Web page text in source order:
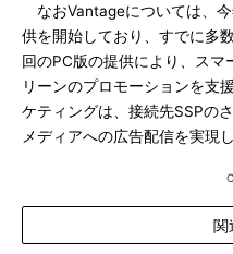
なおVantageについては、
供を開始しており、すでに多
回のPC版の提供により、スマ
リーンのプロモーションを支
ケティングは、接続先SSPの
メディアへの広告配信を実現
関